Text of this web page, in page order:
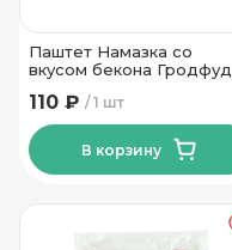
Паштет Намазка со
вкусом бекона Гродфуд
1 шт
110 ₽
В корзину